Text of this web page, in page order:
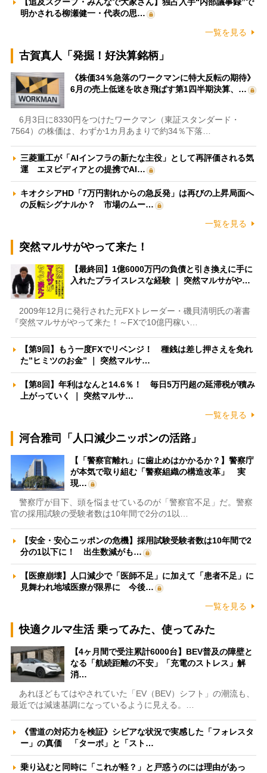
明かされる柳瀬健一・代表の思…
一覧を見る
古賀真人「発掘！好決算銘柄」
《株価34％急落のワークマンに特大反転の期待》
6月の売上低迷を吹き飛ばす第1四半期決算、…
6月3日に8330円をつけたワークマン（東証スタンダード・
7564）の株価は、わずか1カ月あまりで約34％下落…
三菱重工が「AIインフラの新たな主役」として再評価される気
運 エヌビディアとの提携でAI…
キオクシアHD「7万円割れからの急反発」は再びの上昇局面へ
の反転シグナルか？ 市場のムー…
一覧を見る
突然マルサがやって来た！
【最終回】1億6000万円の負債と引き換えに手に
入れたプライスレスな経験 ｜ 突然マルサがや…
2009年12月に発行された元FXトレーダー・磯貝清明氏の著書
『突然マルサがやって来た！～FXで10億円稼い…
【第9回】もう一度FXでリベンジ！ 種銭は差し押さえを免れ
た”ヒミツのお金” ｜ 突然マルサ…
【第8回】年利はなんと14.6％！ 毎日5万円超の延滞税が積み
上がっていく ｜ 突然マルサ…
一覧を見る
河合雅司「人口減少ニッポンの活路」
【「警察官離れ」に歯止めはかかるか？】警察庁
が本気で取り組む「警察組織の構造改革」 実
現…
警察庁が目下、頭を悩ませているのが「警察官不足」だ。警察
官の採用試験の受験者数は10年間で2分の1以…
【安全・安心ニッポンの危機】採用試験受験者数は10年間で2
分の1以下に！ 出生数減がも…
【医療崩壊】人口減少で「医師不足」に加えて「患者不足」に
見舞われ地域医療が限界に 今後…
一覧を見る
快適クルマ生活 乗ってみた、使ってみた
【4ヶ月間で受注累計6000台】BEV普及の障壁と
なる「航続距離の不安」「充電のストレス」解
消…
あれほどもてはやされていた「EV（BEV）シフト」の潮流も、
最近では減速基調になっているように見える。…
《雪道の対応力を検証》シビアな状況で実感した「フォレスタ
ー」の真価 「ターボ」と「スト…
乗り込むと同時に「これが軽？」と戸惑うのには理由があっ